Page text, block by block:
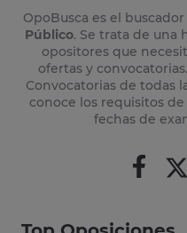
OpoBusca es el buscador
Público. Se trata de una
opositores que
ofertas y
Convocatorias de todas
conoce los requisitos
fechas de